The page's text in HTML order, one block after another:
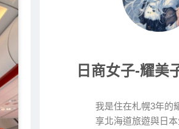
日商女子-耀美
我是住在札幌3年的
享北海道旅遊與日